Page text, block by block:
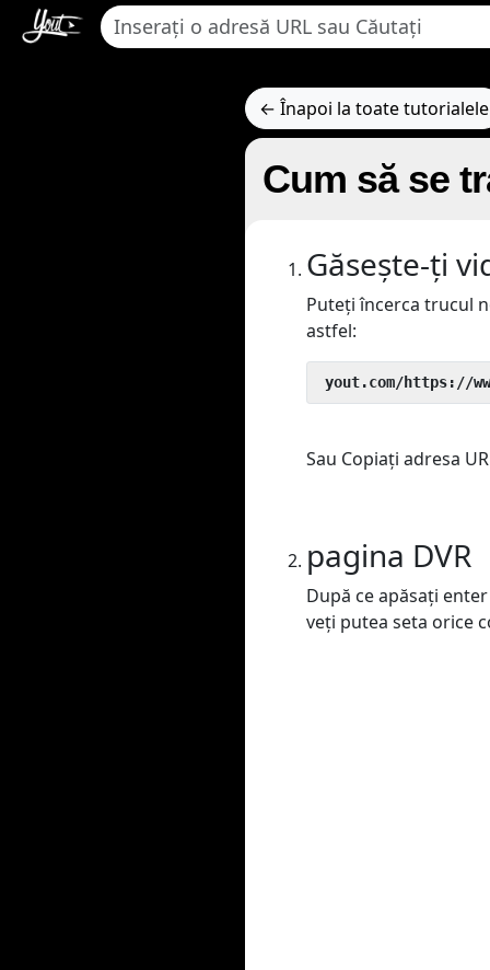
← Înapoi la toate tutorialele
Cum să se
Găsește-ți
Puteți încerca trucul
astfel:
yout.com/https://
Sau Copiați adresa
pagina DVR
După ce apăsați
veți putea seta orice